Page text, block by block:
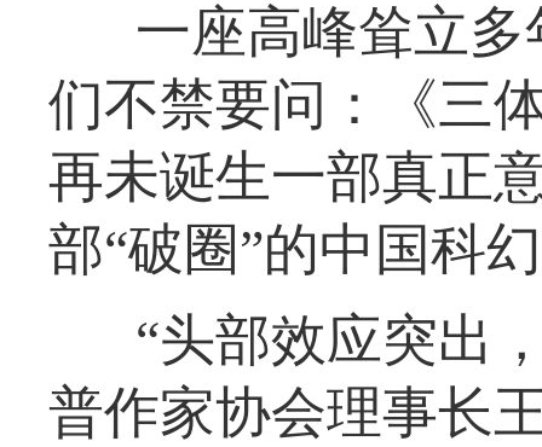
一座高峰耸立
们不禁要问：《三
再未诞生一部真正
部“破圈”的中国科
“头部效应突出
普作家协会理事长